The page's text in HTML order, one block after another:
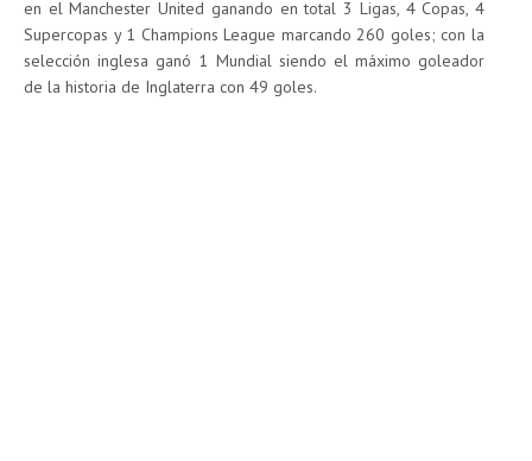
en el Manchester United ganando en total 3 Ligas, 4 Copas, 4
Supercopas y 1 Champions League marcando 260 goles; con la
selección inglesa ganó 1 Mundial siendo el máximo goleador
de la historia de Inglaterra con 49 goles.